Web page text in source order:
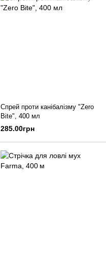
Спрей проти канібалізму "Zero
Bite", 400 мл
285.00грн